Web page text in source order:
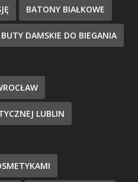
BATONY BIAŁKOWE
BUTY DAMSKIE DO BIEGANIA
LUBLIN